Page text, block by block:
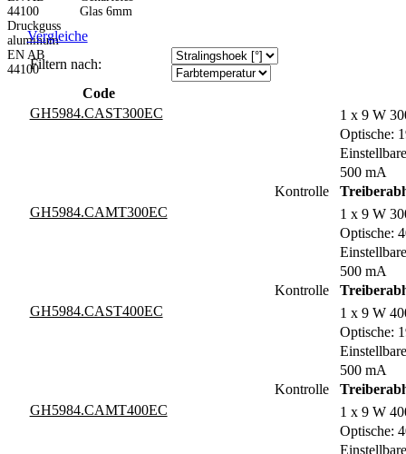
Druckguss
aluminum
EN AB
44100
Glas 6mm
Vergleiche
Filtern nach:
Code
GH5984.CAST300EC
1 x 9 W
Optische:
500 mA
Kontrolle
GH5984.CAMT300EC
1 x 9 W
Optische:
500 mA
Kontrolle
GH5984.CAST400EC
1 x 9 W
Optische:
500 mA
Kontrolle
GH5984.CAMT400EC
1 x 9 W
Optische: